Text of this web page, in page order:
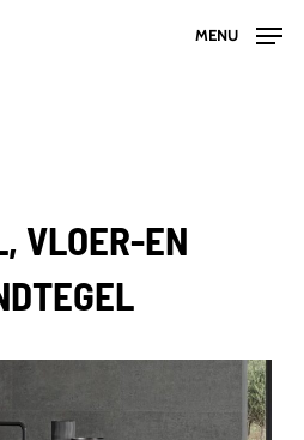
MENU
VLOER-EN